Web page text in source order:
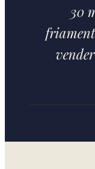
30